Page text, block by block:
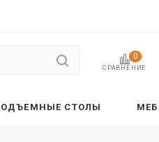
СРАВНЕНИЕ
0
СТОЛЫ